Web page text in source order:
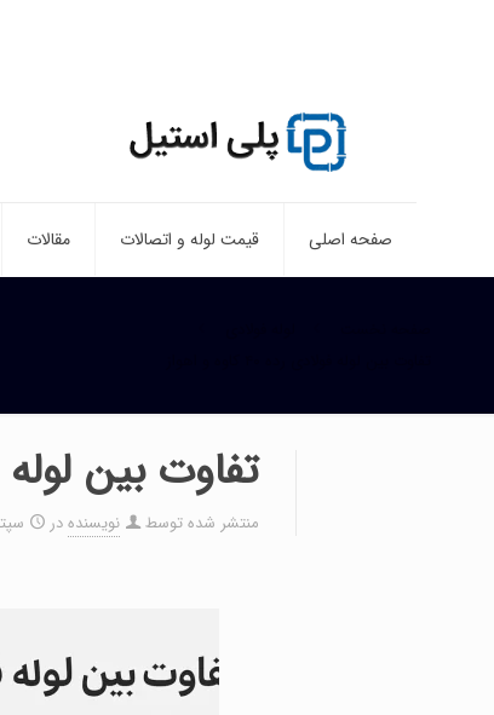
صفحه اصلی قیمت لوله و اتصالات مقالات
تفاوت بین لوله فولادی
منتشر شده توسط نویسندهدر